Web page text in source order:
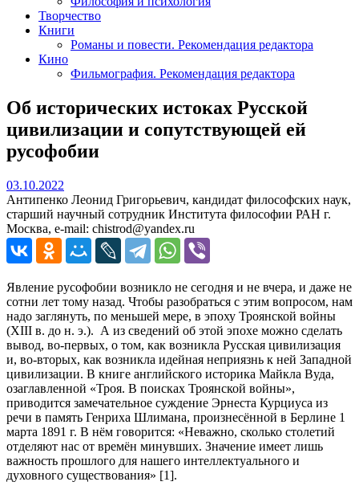
Творчество
Книги
Романы и повести. Рекомендация редактора
Кино
Фильмография. Рекомендация редактора
Об исторических истоках Русской
цивилизации и сопутствующей ей
русофобии
03.10.2022
Антипенко Леонид Григорьевич, кандидат философских наук,
старший научный сотрудник Института философии РАН г.
Москва, e-mail: chistrod@yandex.ru
Явление русофобии возникло не сегодня и не вчера, и даже не
сотни лет тому назад. Чтобы разобраться с этим вопросом, нам
надо заглянуть, по меньшей мере, в эпоху Троянской войны
(XIII в. до н. э.). А из сведений об этой эпохе можно сделать
вывод, во-первых, о том, как возникла Русская цивилизация
и, во-вторых, как возникла идейная неприязнь к ней Западной
цивилизации. В книге английского историка Майкла Вуда,
озаглавленной «Троя. В поисках Троянской войны»,
приводится замечательное суждение Эрнеста Курциуса из
речи в память Генриха Шлимана, произнесённой в Берлине 1
марта 1891 г. В нём говорится: «Неважно, сколько столетий
отделяют нас от времён минувших. Значение имеет лишь
важность прошлого для нашего интеллектуального и
духовного существования» [1].